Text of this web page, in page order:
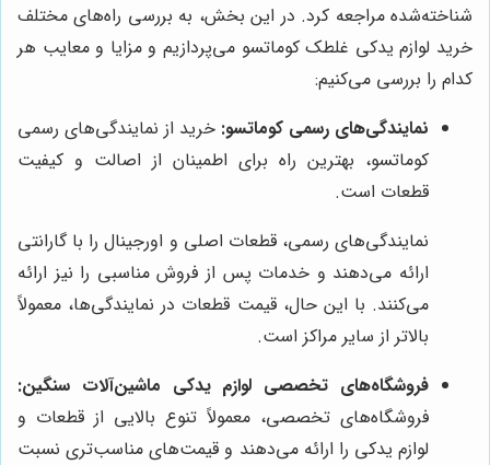
شناخته‌شده مراجعه کرد. در این بخش، به بررسی راه‌های مختلف
خرید لوازم یدکی غلطک کوماتسو می‌پردازیم و مزایا و معایب هر
کدام را بررسی می‌کنیم:
نمایندگی‌های رسمی کوماتسو: خرید از نمایندگی‌های رسمی
کوماتسو، بهترین راه برای اطمینان از اصالت و کیفیت
قطعات است.
نمایندگی‌های رسمی، قطعات اصلی و اورجینال را با گارانتی
ارائه می‌دهند و خدمات پس از فروش مناسبی را نیز ارائه
می‌کنند. با این حال، قیمت قطعات در نمایندگی‌ها، معمولاً
بالاتر از سایر مراکز است.
فروشگاه‌های تخصصی لوازم یدکی ماشین‌آلات سنگین:
فروشگاه‌های تخصصی، معمولاً تنوع بالایی از قطعات و
لوازم یدکی را ارائه می‌دهند و قیمت‌های مناسب‌تری نسبت